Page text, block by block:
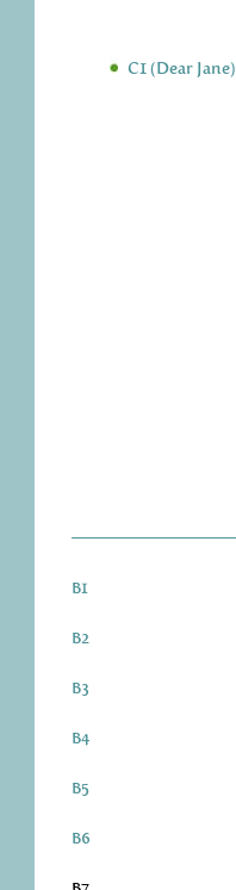
C1 (Dear Jane)
B1
B2
B3
B4
B5
B6